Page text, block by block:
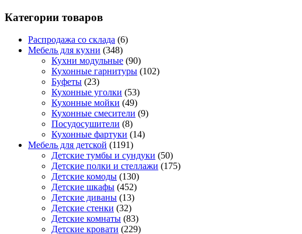
Категории товаров
Распродажа со склада (6)
Мебель для кухни (348)
Кухни модульные (90)
Кухонные гарнитуры (102)
Буфеты (23)
Кухонные уголки (53)
Кухонные мойки (49)
Кухонные смесители (9)
Посудосушители (8)
Кухонные фартуки (14)
Мебель для детской (1191)
Детские тумбы и сундуки (50)
Детские полки и стеллажи (175)
Детские комоды (130)
Детские шкафы (452)
Детские диваны (13)
Детские стенки (32)
Детские комнаты (83)
Детские кровати (229)